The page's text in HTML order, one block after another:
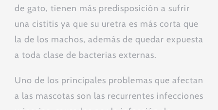
de gato, tienen más predisposición a sufrir
una cistitis ya que su uretra es más corta que
la de los machos, además de quedar expuesta
a toda clase de bacterias externas.
Uno de los principales problemas que afectan
a las mascotas son las recurrentes infecciones